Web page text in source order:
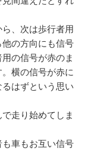
、次は歩行者用
の方向にも信号
の信号が赤のま
横の信号が赤に
はずという思い
走り始めてしま
車もお互い信号